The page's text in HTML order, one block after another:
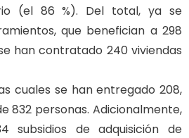
(el 86 %). Del total, ya se
que benefician a 298
han contratado 240 viviendas
cuales se han entregado 208,
832 personas. Adicionalmente,
subsidios de adquisición de